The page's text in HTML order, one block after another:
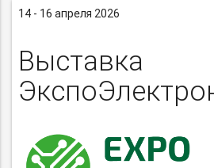
14 - 16 апреля 2026
Выставка